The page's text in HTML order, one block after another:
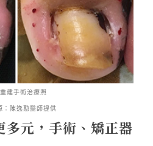
建手術治療照
：陳逸懃醫師提供
多元，手術、矯正器